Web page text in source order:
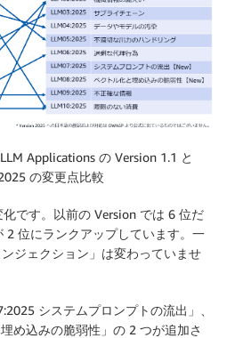
Applications の Version 1.1 と
の変更点比較
です。以前の Version では 6 位だ
2 位にランクアップしています。一
ジェクション」は変わっていませ
システムプロンプトの流出」、
め込みの脆弱性」の 2 つが追加さ